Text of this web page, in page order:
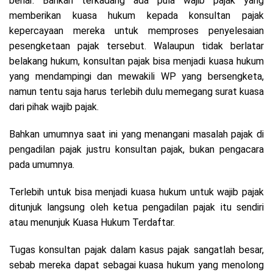
memberikan kuasa hukum kepada konsultan pajak
kepercayaan mereka untuk memproses penyelesaian
pesengketaan pajak tersebut. Walaupun tidak berlatar
belakang hukum, konsultan pajak bisa menjadi kuasa hukum
yang mendampingi dan mewakili WP yang bersengketa,
namun tentu saja harus terlebih dulu memegang surat kuasa
dari pihak wajib pajak.
Bahkan umumnya saat ini yang menangani masalah pajak di
pengadilan pajak justru konsultan pajak, bukan pengacara
pada umumnya.
Terlebih untuk bisa menjadi kuasa hukum untuk wajib pajak
ditunjuk langsung oleh ketua pengadilan pajak itu sendiri
atau menunjuk Kuasa Hukum Terdaftar.
Tugas konsultan pajak dalam kasus pajak sangatlah besar,
sebab mereka dapat sebagai kuasa hukum yang menolong